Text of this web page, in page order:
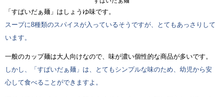
「すぱいだぁ麺」はしょうゆ味です。
スープに8種類のスパイスが入っているそうですが、とてもあっさりして
います。
一般のカップ麺は大人向けなので、味が濃い個性的な商品が多いです。
しかし、「すぱいだぁ麺」は、とてもシンプルな味のため、幼児から安
心して食べることができますよ。